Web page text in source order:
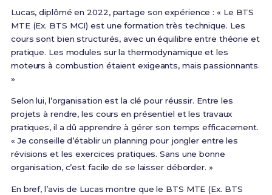
Lucas, diplômé en 2022, partage son expérience : « Le BTS
MTE (Ex. BTS MCI) est une formation très technique. Les
cours sont bien structurés, avec un équilibre entre théorie et
pratique. Les modules sur la thermodynamique et les
moteurs à combustion étaient exigeants, mais passionnants.
»
Selon lui, l’organisation est la clé pour réussir. Entre les
projets à rendre, les cours en présentiel et les travaux
pratiques, il a dû apprendre à gérer son temps efficacement.
« Je conseille d’établir un planning pour jongler entre les
révisions et les exercices pratiques. Sans une bonne
organisation, c’est facile de se laisser déborder. »
En bref, l’avis de Lucas montre que le BTS MTE (Ex. BTS